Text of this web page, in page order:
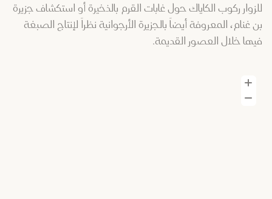
للزوار ركوب الكاياك حول غابات القرم بالذخيرة أو استكشاف جزيرة
بن غنام، المعروفة أيضاً بالجزيرة الأرجوانية نظراً لإنتاج الصبغة
فيها خلال العصور القديمة.
تكبير الصورة